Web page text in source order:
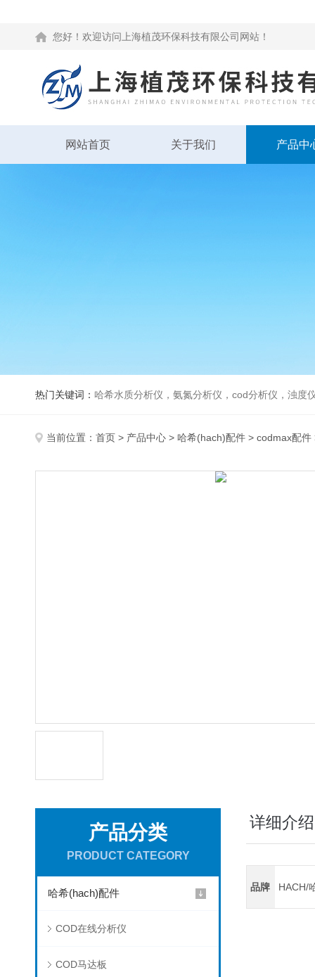
您好！欢迎访问上海植茂环保科技有限公司网站！
网站首页 关于我们 产品中
热门关键词： 哈希水质分析仪，氨氮分析仪，cod分析仪，浊度
当前位置： 首页 > 产品中心 > 哈希(hach)配件 > codmax配件
产品分类
PRODUCT CATEGORY
哈希(hach)配件
COD在线分析仪
COD马达板
详细介绍
品牌 HACH/